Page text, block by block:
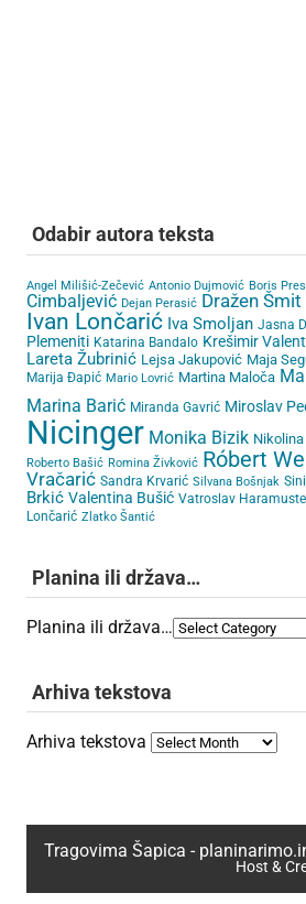
Odabir autora teksta
Angel Milišić-Zečević Antonio Dujmović Boris
Cimbaljević Dejan Perasić Dražen Šmit
Ivan Lončarić Iva Smoljan Jasna
Plemeniti Katarina Bandalo Krešimir
Lareta Žubrinić Lejsa Jakupović Maja
Marija Đapić Mario Lovrić Martina Maloča
Marina Barić Miranda Gavrić Miroslav
Nicinger Monika Bizik
Roberto Bašić Romina Živković Róbert
Vračarić Sandra Krvarić Silvana Bošnjak
Brkić Valentina Bušić Vatroslav
Lončarić Zlatko Šantić
Planina ili država…
Planina ili država…
Arhiva tekstova
Arhiva tekstova
Tragovima Šapica -
Host &